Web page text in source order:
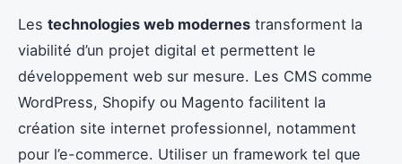
Les technologies web modernes transforment la
viabilité d’un projet digital et permettent le
développement web sur mesure. Les CMS comme
WordPress, Shopify ou Magento facilitent la
création site internet professionnel, notamment
pour l’e-commerce. Utiliser un framework tel que